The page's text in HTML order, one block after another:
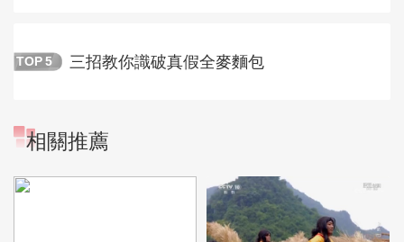
TOP 5 三招教你識破真假全麥麵包
相關推薦